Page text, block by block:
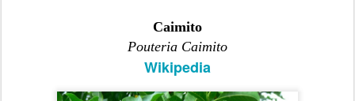
Caimito
Pouteria Caimito
Wikipedia